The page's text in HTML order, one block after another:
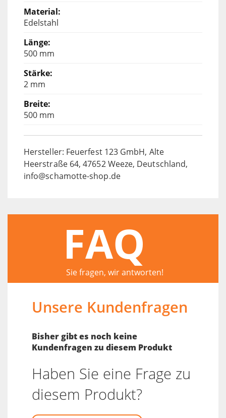
Edelstahl
500 mm
2 mm
500 mm
Hersteller: Feuerfest 123 GmbH, Alte
Heerstraße 64, 47652 Weeze, Deutschland,
info@schamotte-shop.de
FAQ
Sie fragen, wir antworten!
Unsere Kundenfragen
Bisher gibt es noch keine
Kundenfragen zu diesem Produkt
Haben Sie eine Frage zu
diesem Produkt?